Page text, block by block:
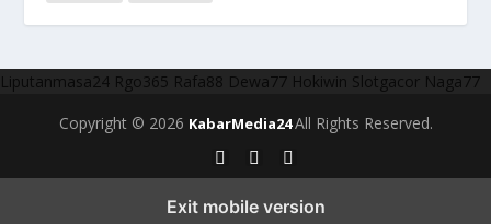
Liputanmasa24 Rgo365 Rafa88 Dewa77 Hokiwin Slotgacor Naga77
Copyright © 2026 KabarMedia24All Rights Reserved.
Exit mobile version